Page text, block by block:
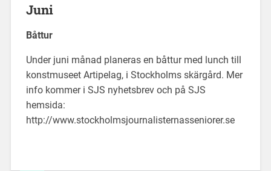
Juni
Båttur
Under juni månad planeras en båttur med lunch till
konstmuseet Artipelag, i Stockholms skärgård. Mer
info kommer i SJS nyhetsbrev och på SJS
hemsida:
http://www.stockholmsjournalisternasseniorer.se